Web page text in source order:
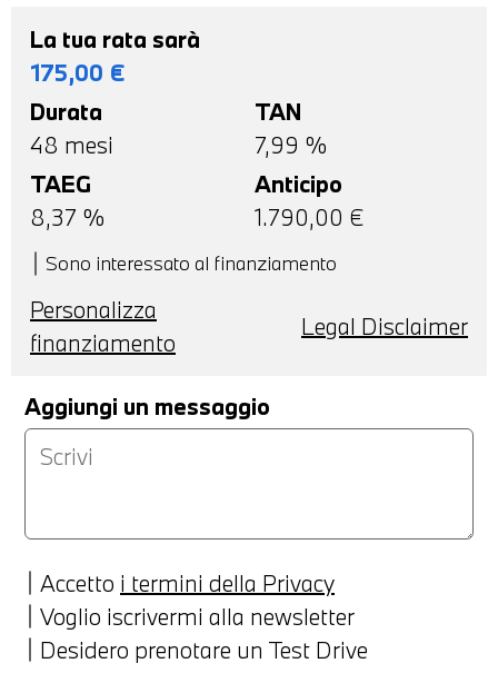
La tua rata sarà
175,00 €
Durata
48 mesi
TAN
7,99 %
TAEG
8,37 %
Anticipo
1.790,00 €
Sono interessato al finanziamento
Personalizza
finanziamento
Legal Disclaimer
Aggiungi un messaggio
Accetto i termini della Privacy
Voglio iscrivermi alla newsletter
Desidero prenotare un Test Drive